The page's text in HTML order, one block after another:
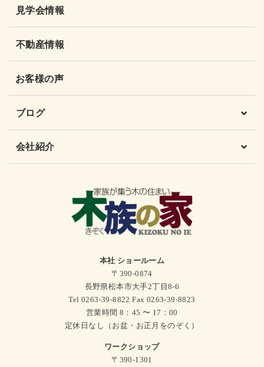
見学会情報
不動産情報
お客様の声
ブログ
会社紹介
本社 ショールーム
〒390-0874
長野県松本市大手2丁目8-6
Tel 0263-39-8822 Fax 0263-39-8823
営業時間 8：45 〜 17：00
定休日なし（お盆・お正月をのぞく）
ワークショップ
〒390-1301